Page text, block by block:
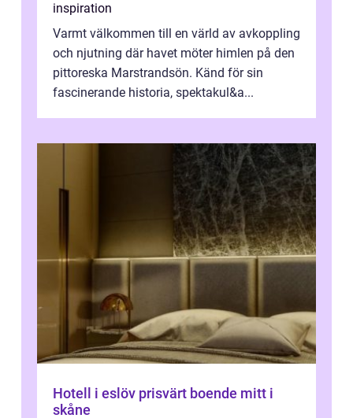
inspiration
Varmt välkommen till en värld av avkoppling
och njutning där havet möter himlen på den
pittoreska Marstrandsön. Känd för sin
fascinerande historia, spektakul&a...
Hotell i eslöv prisvärt boende mitt i
skåne